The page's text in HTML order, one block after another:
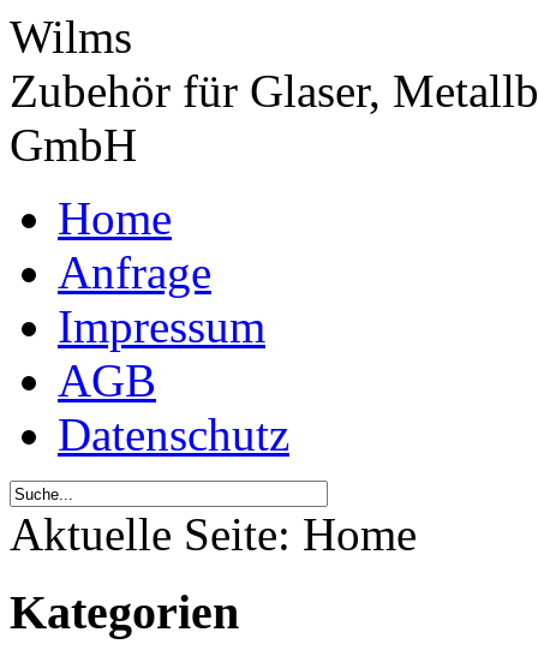
Wilms
Zubehör für Glaser,
GmbH
Home
Anfrage
Impressum
AGB
Datenschutz
Aktuelle Seite: Home
Kategorien